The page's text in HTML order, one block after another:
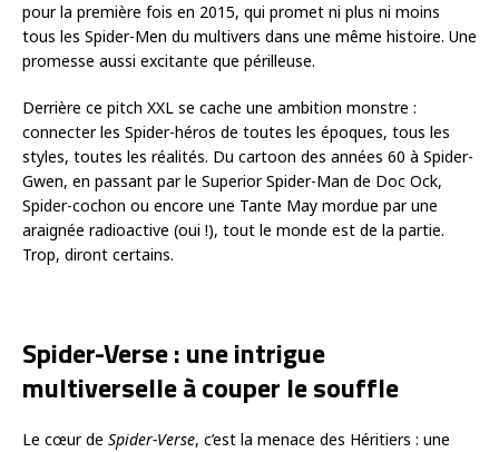
pour la première fois en 2015, qui promet ni plus ni moins
tous les Spider-Men du multivers dans une même histoire. Une
promesse aussi excitante que périlleuse.
Derrière ce pitch XXL se cache une ambition monstre :
connecter les Spider-héros de toutes les époques, tous les
styles, toutes les réalités. Du cartoon des années 60 à Spider-
Gwen, en passant par le Superior Spider-Man de Doc Ock,
Spider-cochon ou encore une Tante May mordue par une
araignée radioactive (oui !), tout le monde est de la partie.
Trop, diront certains.
Spider-Verse : une intrigue
multiverselle à couper le souffle
Le cœur de Spider-Verse, c’est la menace des Héritiers : une